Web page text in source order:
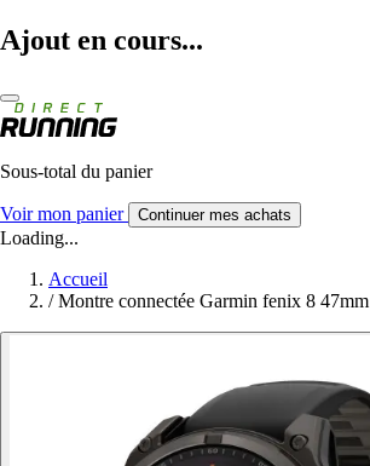
Ajout en cours...
Sous-total du panier
Voir mon panier Continuer mes achats
Loading...
Accueil
/ Montre connectée Garmin fenix 8 47mm